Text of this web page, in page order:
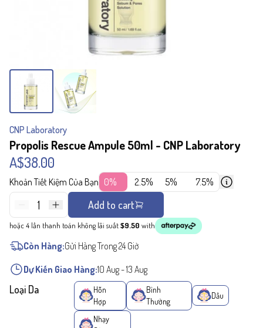
CNP Laboratory
Propolis Rescue Ampule 50ml - CNP Laboratory
A$38.00
Khoản Tiết Kiệm Của Bạn 0% 2.5% 5% 7.5%
1 Add to cart
hoặc 4 lần thanh toán không lãi suất$9.50 with
Còn Hàng:Gửi Hàng Trong 24 Giờ
Dự Kiến Giao Hàng:10 Aug-13 Aug
Loại Da
Hỗn
Hợp
Bình
Thường
Dầu
Nhạy